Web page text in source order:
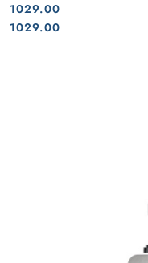
Cena:
1029.00
Cena:
1029.00